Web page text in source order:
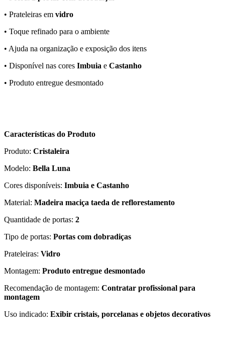
• Prateleiras em vidro
• Toque refinado para o ambiente
• Ajuda na organização e exposição dos itens
• Disponível nas cores Imbuia e Castanho
• Produto entregue desmontado
Características do Produto
Produto: Cristaleira
Modelo: Bella Luna
Cores disponíveis: Imbuia e Castanho
Material: Madeira maciça taeda de reflorestamento
Quantidade de portas: 2
Tipo de portas: Portas com dobradiças
Prateleiras: Vidro
Montagem: Produto entregue desmontado
Recomendação de montagem: Contratar profissional para
montagem
Uso indicado: Exibir cristais, porcelanas e objetos decorativos